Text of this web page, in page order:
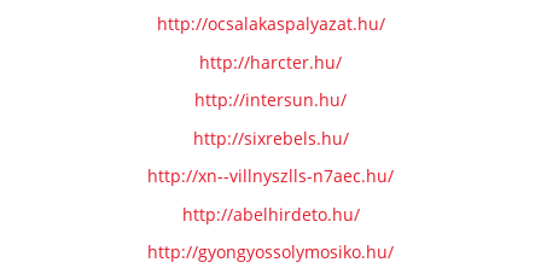
http://ocsalakaspalyazat.hu/
http://harcter.hu/
http://intersun.hu/
http://sixrebels.hu/
http://xn--villnyszlls-n7aec.hu/
http://abelhirdeto.hu/
http://gyongyossolymosiko.hu/